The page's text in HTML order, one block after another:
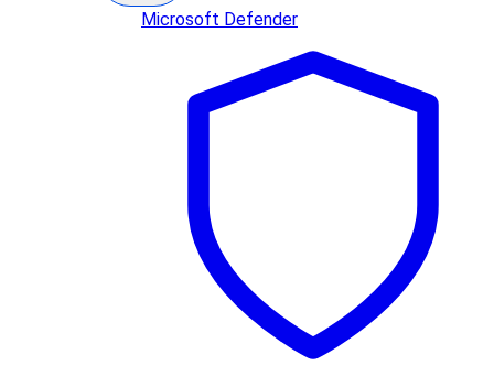
Microsoft Defender